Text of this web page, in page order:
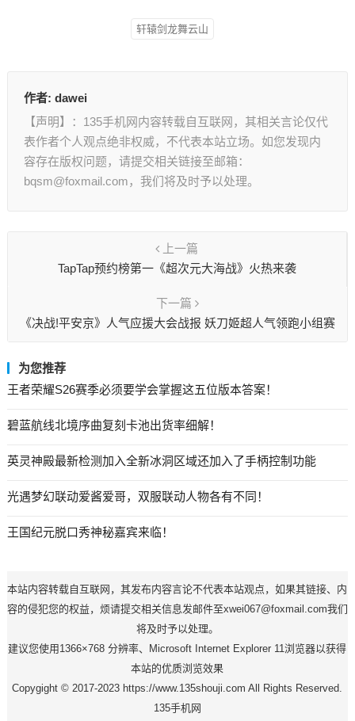
轩辕剑龙舞云山
作者: dawei
【声明】：135手机网内容转载自互联网，其相关言论仅代
表作者个人观点绝非权威，不代表本站立场。如您发现内
容存在版权问题，请提交相关链接至邮箱：
bqsm@foxmail.com，我们将及时予以处理。
上一篇
TapTap预约榜第一《超次元大海战》火热来袭
下一篇
《决战!平安京》人气应援大会战报 妖刀姬超人气领跑小组赛
为您推荐
王者荣耀S26赛季必须要学会掌握这五位版本答案！
碧蓝航线北境序曲复刻卡池出货率细解！
英灵神殿最新检测加入全新冰洞区域还加入了手柄控制功能
光遇梦幻联动爱酱爱哥，双服联动人物各有不同！
王国纪元脱口秀神秘嘉宾来临！
本站内容转载自互联网，其发布内容言论不代表本站观点，如果其链接、内
容的侵犯您的权益，烦请提交相关信息发邮件至xwei067@foxmail.com我们
将及时予以处理。
建议您使用1366×768 分辨率、Microsoft Internet Explorer 11浏览器以获得
本站的优质浏览效果
Copygight © 2017-2023 https://www.135shouji.com All Rights Reserved.
135手机网